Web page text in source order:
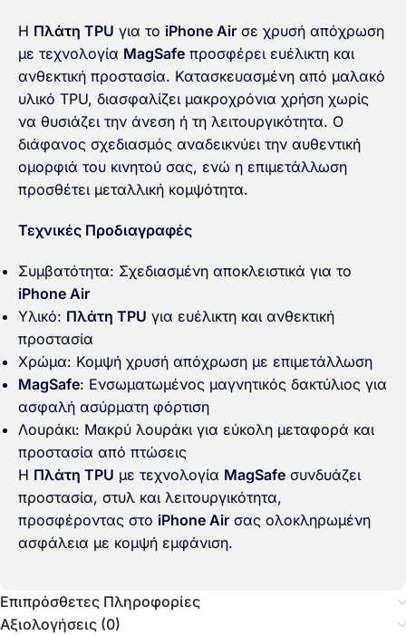
Η Πλάτη TPU για το iPhone Air σε χρυσή απόχρωση
με τεχνολογία MagSafe προσφέρει ευέλικτη και
ανθεκτική προστασία. Κατασκευασμένη από μαλακό
υλικό TPU, διασφαλίζει μακροχρόνια χρήση χωρίς
να θυσιάζει την άνεση ή τη λειτουργικότητα. Ο
διάφανος σχεδιασμός αναδεικνύει την αυθεντική
ομορφιά του κινητού σας, ενώ η επιμετάλλωση
προσθέτει μεταλλική κομψότητα.
Τεχνικές Προδιαγραφές
Συμβατότητα: Σχεδιασμένη αποκλειστικά για το
iPhone Air
Υλικό: Πλάτη TPU για ευέλικτη και ανθεκτική
προστασία
Χρώμα: Κομψή χρυσή απόχρωση με επιμετάλλωση
MagSafe: Ενσωματωμένος μαγνητικός δακτύλιος για
ασφαλή ασύρματη φόρτιση
Λουράκι: Μακρύ λουράκι για εύκολη μεταφορά και
προστασία από πτώσεις
Η Πλάτη TPU με τεχνολογία MagSafe συνδυάζει
προστασία, στυλ και λειτουργικότητα,
προσφέροντας στο iPhone Air σας ολοκληρωμένη
ασφάλεια με κομψή εμφάνιση.
Επιπρόσθετες Πληροφορίες
Αξιολογήσεις (0)